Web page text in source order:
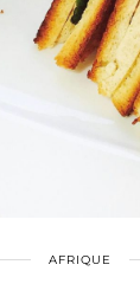
AFRIQUE